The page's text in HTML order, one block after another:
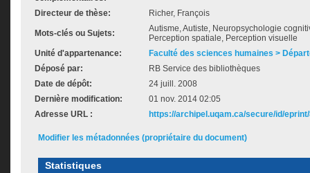
Directeur de thèse: Richer, François
Mots-clés ou Sujets:
Autisme, Autiste, Neuropsychologie
Perception spatiale, Perception visuelle
Unité d'appartenance:
Faculté des sciences humaines >
Déposé par:
RB Service des bibliothèques
Date de dépôt:
24 juill. 2008
Dernière modification:
01 nov. 2014 02:05
Adresse URL :
https://archipel.uqam.ca/secure/id/
Modifier les métadonnées (propriétaire du document)
Statistiques